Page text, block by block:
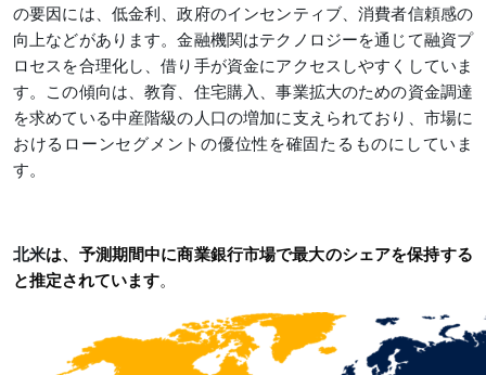
の要因には、低金利、政府のインセンティブ、消費者信頼感の
向上などがあります。金融機関はテクノロジーを通じて融資プ
ロセスを合理化し、借り手が資金にアクセスしやすくしていま
す。この傾向は、教育、住宅購入、事業拡大のための資金調達
を求めている中産階級の人口の増加に支えられており、市場に
おけるローンセグメントの優位性を確固たるものにしていま
す。
北米は、予測期間中に商業銀行市場で最大のシェアを保持する
と推定されています。